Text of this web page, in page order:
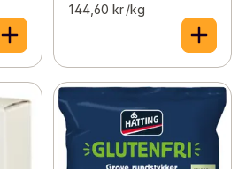
144,60 kr /kg